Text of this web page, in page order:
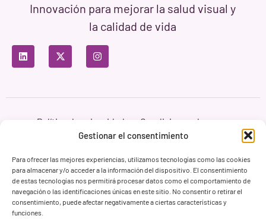
Gestionar el consentimiento
Para ofrecer las mejores experiencias, utilizamos tecnologías como las cookies
para almacenar y/o acceder a la información del dispositivo. El consentimiento
de estas tecnologías nos permitirá procesar datos como el comportamiento de
navegación o las identificaciones únicas en este sitio. No consentir o retirar el
consentimiento, puede afectar negativamente a ciertas características y
funciones.
Innovación para mejorar la salud visual y
la calidad de vida
Política de privacidad
Condiciones de uso
Política de cookies